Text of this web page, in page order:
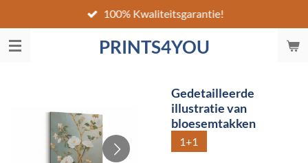
direct
naar
PRINTS4YOU
100% Kwaliteitsgarantie!
Gedetailleerde
illustratie van
bloesemtakken
1+1